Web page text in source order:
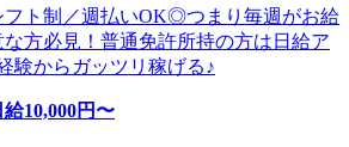
フト制／週払いOK◎つまり毎週がお給
方必見！普通免許所持の方は日給ア
験からガッツリ稼げる♪
給10,000円〜